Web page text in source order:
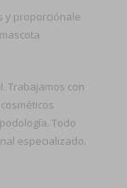
y proporciónale
Trabajamos con
Todo
especializado.